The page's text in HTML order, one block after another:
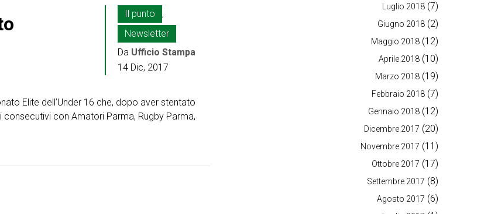
Il punto
,
Newsletter
Da Ufficio Stampa
14 Dic, 2017
Elite dell’Under 16 che, dopo aver stentato
consecutivi con Amatori Parma, Rugby Parma,
Luglio 2018 (7)
Giugno 2018 (2)
Maggio 2018 (12)
Aprile 2018 (10)
Marzo 2018 (19)
Febbraio 2018 (7)
Gennaio 2018 (12)
Dicembre 2017 (20)
Novembre 2017 (11)
Ottobre 2017 (17)
Settembre 2017 (8)
Agosto 2017 (6)